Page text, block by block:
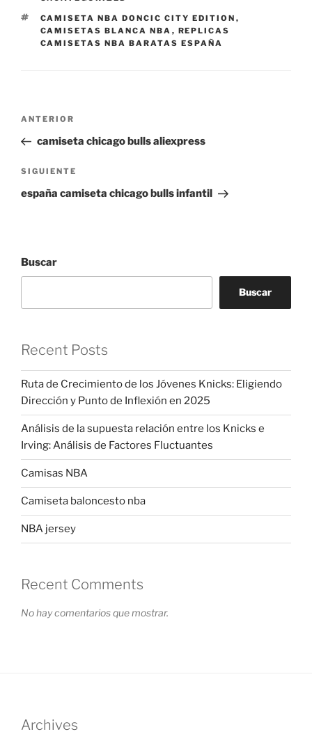
ETIQUETAS
CAMISETA NBA DONCIC CITY EDITION ,
CAMISETAS BLANCA NBA , REPLICAS
CAMISETAS NBA BARATAS ESPAÑA
Navegación
entradas
Entrada
anterior:
ANTERIOR
camiseta chicago bulls aliexpress
Siguiente
entrada
SIGUIENTE
españa camiseta chicago bulls infantil
Buscar
Buscar
Recent Posts
Ruta de Crecimiento de los Jóvenes Knicks: Eligiendo
Dirección y Punto de Inflexión en 2025
Análisis de la supuesta relación entre los Knicks e
Irving: Análisis de Factores Fluctuantes
Camisas NBA
Camiseta baloncesto nba
NBA jersey
Recent Comments
No hay comentarios que mostrar.
Archives